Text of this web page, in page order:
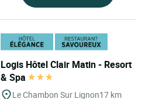
Logis Hôtel Clair Matin - Resort
& Spa
Le Chambon Sur Lignon17 km